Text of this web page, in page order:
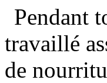
Pendant
travaillé
de